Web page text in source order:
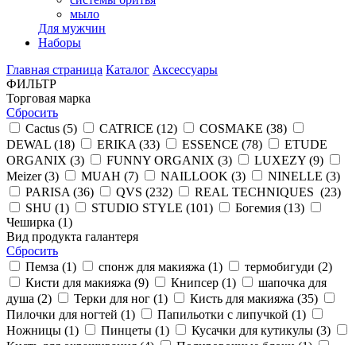
мыло
Для мужчин
Наборы
Главная страница Каталог Аксессуары
ФИЛЬТР
Торговая марка
Сбросить
Cactus (5) CATRICE (12) COSMAKE (38)
DEWAL (18) ERIKA (33) ESSENCE (78)
ETUDE
ORGANIX (3) FUNNY ORGANIX (3) LUXEZY (9)
Meizer (3) MUAH (7) NAILLOOK (3) NINELLE (3)
PARISA (36) QVS (232) REAL TECHNIQUES (23)
SHU (1) STUDIO STYLE (101) Богемия (13)
Чеширка (1)
Вид продукта галантеря
Сбросить
Пемза (1) спонж для макияжа (1) термобигуди (2)
Кисти для макияжа (9) Книпсер (1)
шапочка для
душа (2) Терки для ног (1) Кисть для макияжа (35)
Пилочки для ногтей (1) Папильотки с липучкой (1)
Ножницы (1) Пинцеты (1) Кусачки для кутикулы (3)